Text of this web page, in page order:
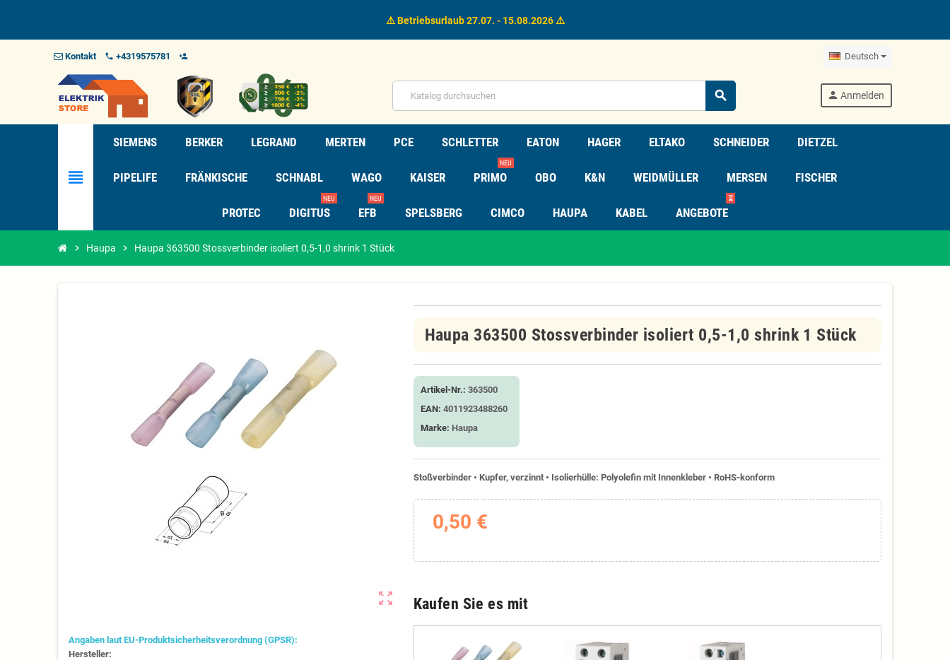
⚠️ Betriebsurlaub 27.07. - 15.08.2026 ⚠️
Kontakt phone +4319575781 person_add_alt_1 Deutsch
search person Anmelden
view_headline
SIEMENS BERKER LEGRAND MERTEN PCE SCHLETTER EATON HAGER ELTAKO SCHNEIDER DIETZEL
PIPELIFE FRÄNKISCHE SCHNABL WAGO KAISER PRIMO
NEU
OBO K&N WEIDMÜLLER MERSEN FISCHER
PROTEC DIGITUS
NEU
EFB
NEU
SPELSBERG CIMCO HAUPA KABEL ANGEBOTE
⏳
chevron_right Haupa chevron_right Haupa 363500 Stossverbinder isoliert 0,5-1,0 shrink 1 Stück
zoom_out_map
Angaben laut EU-Produktsicherheitsverordnung (GPSR):
Hersteller:
Haupa 363500 Stossverbinder isoliert 0,5-1,0 shrink 1 Stück
Artikel-Nr.: 363500
EAN: 4011923488260
Marke: Haupa
Stoßverbinder • Kupfer, verzinnt • Isolierhülle: Polyolefin mit Innenkleber • RoHS-konform
0,50 €
Kaufen Sie es mit